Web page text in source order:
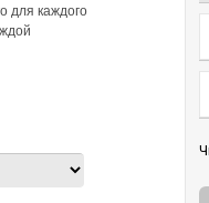
для каждого